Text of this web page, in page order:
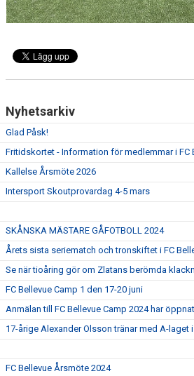
SPONSORER
NATIONELLA SPELFORMER
PROVTRÄNING
TRÄNARUTBILDNING
GÅBOLL
PROJEKT
Nyhetsarkiv
Glad Påsk!
Fritidskortet - Information för medlemmar i FC
Kallelse Årsmöte 2026
Intersport Skoutprovardag 4-5 mars
SKÅNSKA MÄSTARE GÅFOTBOLL 2024
Årets sista seriematch och tronskiftet i FC
Se när tioåring gör om Zlatans berömda
FC Bellevue Camp 1 den 17-20 juni
Anmälan till FC Bellevue Camp 2024 har
17-årige Alexander Olsson tränar med A-laget
FC Bellevue Årsmöte 2024